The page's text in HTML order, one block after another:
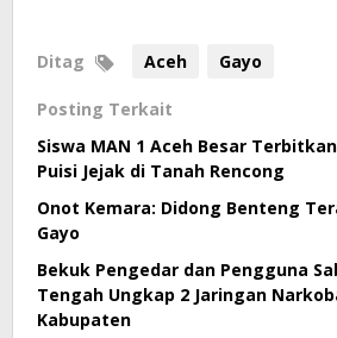
Ditag Aceh Gayo
Posting Terkait
Siswa MAN 1 Aceh Besar
Puisi Jejak di Tanah Rencong
Onot Kemara: Didong Benteng
Gayo
Bekuk Pengedar dan Pengguna
Tengah Ungkap 2 Jaringan
Kabupaten